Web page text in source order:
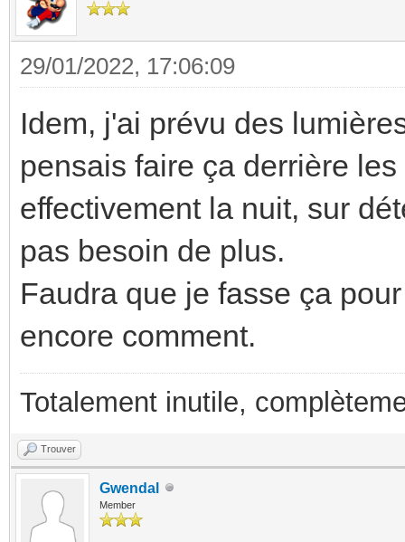
29/01/2022, 17:06:09
Idem, j'ai prévu des
pensais faire ça derrière
effectivement la nuit, sur
pas besoin de plus.
Faudra que je fasse ça
encore comment.
Totalement inutile,
Trouver
Gwendal
Member